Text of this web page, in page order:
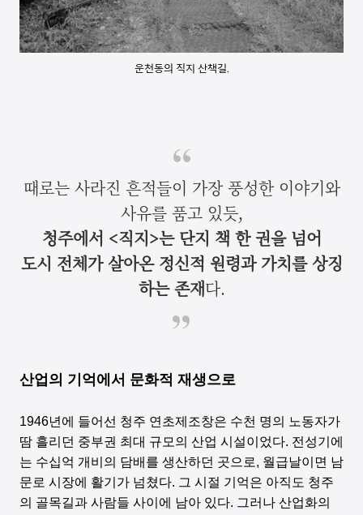
운천동의 직지 산책길.
때로는 사라진 흔적들이 가장 풍성한 이야기와
사유를 품고 있듯,
청주에서 <직지>는 단지 책 한 권을 넘어
도시 전체가 살아온 정신적 원령과 가치를 상징
하는 존재다.
산업의 기억에서 문화적 재생으로
1946년에 들어선 청주 연초제조창은 수천 명의 노동자가
땀 흘리던 중부권 최대 규모의 산업 시설이었다. 전성기에
는 수십억 개비의 담배를 생산하던 곳으로, 월급날이면 남
문로 시장에 활기가 넘쳤다. 그 시절 기억은 아직도 청주
의 골목길과 사람들 사이에 남아 있다. 그러나 산업화의